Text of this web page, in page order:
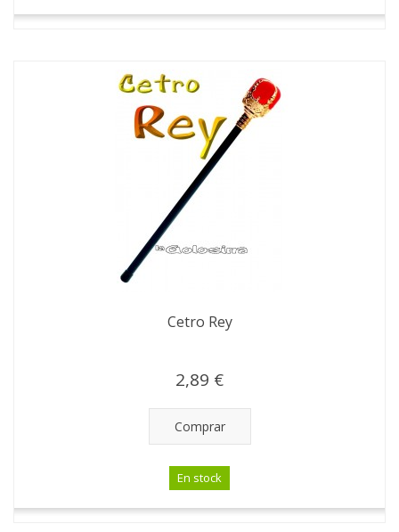
Cetro Rey
2,89 €
Comprar
En stock